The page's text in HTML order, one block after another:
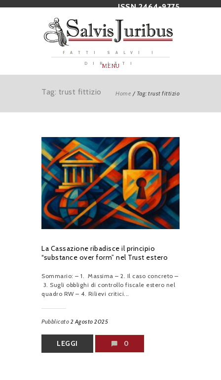
ISSN 2464-9775
FATTI SALVI I
DIRITTI
MENU
Home / Tag: trust fittizio
Tag: trust fittizio
La Cassazione ribadisce il principio
“substance over form” nel Trust estero
Sommario: – 1. Massima – 2. Il caso concreto –
3. Sugli obblighi di controllo fiscale estero nel
quadro RW – 4. Rilievi critici...
Pubblicato 2 Agosto 2025
LEGGI 0